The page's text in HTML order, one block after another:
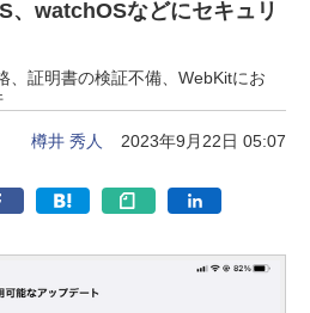
、watchOSなどにセキュリ
、証明書の検証不備、WebKitにお
樽井 秀人 2023年9月22日 05:07